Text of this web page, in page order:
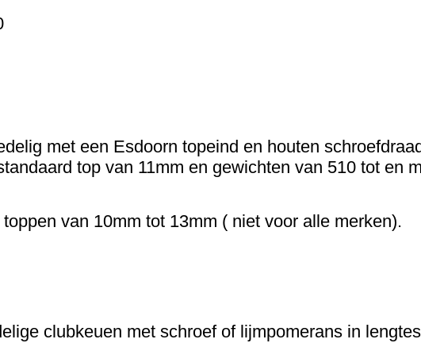
met een Esdoorn topeind en houten
top van 11mm en gewichten van 510 tot en
van 10mm tot 13mm ( niet voor alle merken).
clubkeuen met schroef of lijmpomerans in